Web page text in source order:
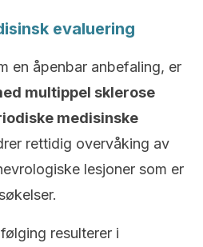
evaluering
en åpenbar anbefaling, er
multippel sklerose
medisinske
rettidig overvåking av
lesjoner som er
resulterer i